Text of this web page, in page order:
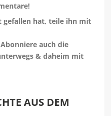
gefallen hat, teile ihn mit
Abonniere auch die
& daheim mit
AUS DEM